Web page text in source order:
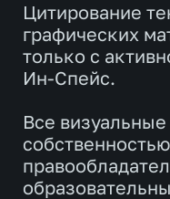
Цитирование
графических
только с
Ин-Спейс.
Все